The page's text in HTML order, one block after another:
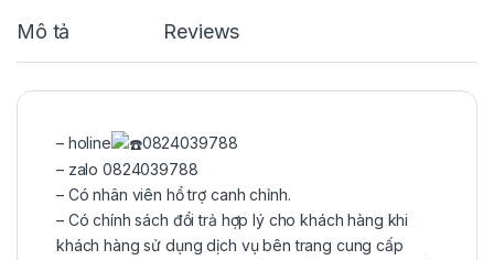
Mô tả Reviews
– holine
0824039788
– zalo 0824039788
– Có nhân viên hổ trợ canh chỉnh.
– Có chính sách đổi trả hợp lý cho khách hàng khi
khách hàng sử dụng dịch vụ bên trang cung cấp